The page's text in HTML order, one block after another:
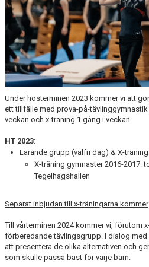
Under hösterminen 2023 kommer vi att
ett tillfälle med prova-på-
veckan och x-träning 1 gång i veckan.
HT 2023:
Lärande grupp (valfri dag) & X-
X-träning gymnaster 2016-2017:
Tegelhagshallen
Separat inbjudan till x-träningarna kommer
Till vårterminen 2024 kommer vi, förutom
förberedande tävlingsgrupp. I dialog
att presentera de olika alternativen och
som skulle passa bäst för varje barn.